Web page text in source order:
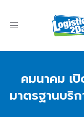
Toggle
คมนาคม เ
มาตรฐานบริ